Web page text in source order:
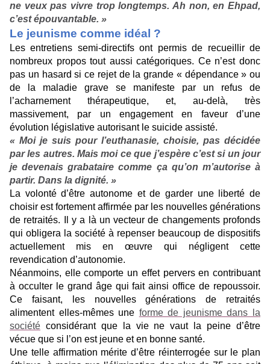
ne veux pas vivre trop longtemps. Ah non, en Ehpad,
c’est épouvantable. »
Le jeunisme comme idéal ?
Les entretiens semi-directifs ont permis de recueillir de
nombreux propos tout aussi catégoriques. Ce n’est donc
pas un hasard si ce rejet de la grande « dépendance » ou
de la maladie grave se manifeste par un refus de
l’acharnement thérapeutique, et, au-delà, très
massivement, par un engagement en faveur d’une
évolution législative autorisant le suicide assisté.
« Moi je suis pour l’euthanasie, choisie, pas décidée
par les autres. Mais moi ce que j’espère c’est si un jour
je devenais grabataire comme ça qu’on m’autorise à
partir. Dans la dignité. »
La volonté d’être autonome et de garder une liberté de
choisir est fortement affirmée par les nouvelles générations
de retraités. Il y a là un vecteur de changements profonds
qui obligera la société à repenser beaucoup de dispositifs
actuellement mis en œuvre qui négligent cette
revendication d’autonomie.
Néanmoins, elle comporte un effet pervers en contribuant
à occulter le grand âge qui fait ainsi office de repoussoir.
Ce faisant, les nouvelles générations de retraités
alimentent elles-mêmes une forme de jeunisme dans la
société considérant que la vie ne vaut la peine d’être
vécue que si l’on est jeune et en bonne santé.
Une telle affirmation mérite d’être réinterrogée sur le plan